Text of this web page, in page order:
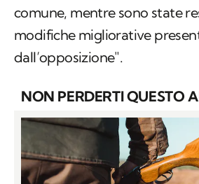
comune, mentre sono state
modifiche migliorative
dall’opposizione".
NON PERDERTI QUESTO